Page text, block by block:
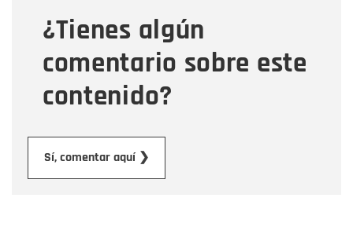
¿Tienes algún
comentario sobre este
contenido?
Sí, comentar aquí ❯
Mensaje